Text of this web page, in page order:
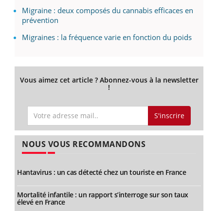
Migraine : deux composés du cannabis efficaces en
prévention
Migraines : la fréquence varie en fonction du poids
Vous aimez cet article ? Abonnez-vous à la newsletter
!
S'inscrire
NOUS VOUS RECOMMANDONS
Hantavirus : un cas détecté chez un touriste en France
Mortalité infantile : un rapport s’interroge sur son taux
élevé en France